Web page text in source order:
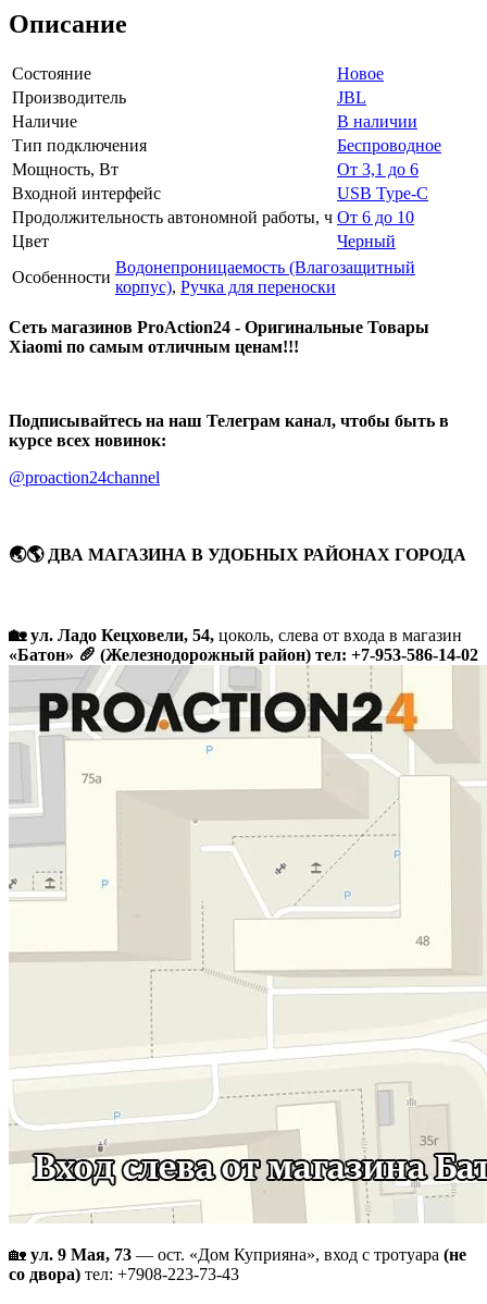
Описание
Состояние
Новое
Производитель
JBL
Наличие
В наличии
Тип подключения
Беспроводное
Мощность, Вт
От 3,1 до 6
Входной интерфейс
USB Type-C
Продолжительность автономной работы, ч От 6 до 10
Цвет
Черный
Особенности
Водонепроницаемость (Влагозащитный
корпус), Ручка для переноски
Сеть магазинов ProAction24 - Оригинальные Товары
Xiaomi по самым отличным ценам!!!
Подписывайтесь на наш Телеграм канал, чтобы быть в
курсе всех новинок:
@proaction24channel
🌏🌎 ДВА МАГАЗИНА В УДОБНЫХ РАЙОНАХ ГОРОДА
🏡 ул. Ладо Кецховели, 54, цоколь, слева от входа в магазин
«Батон» 🥖 (Железнодорожный район) тел: +7-953-586-14-02
🏡 ул. 9 Мая, 73 — ост. «Дом Куприяна», вход с тротуара (не
со двора) тел: +7908-223-73-43